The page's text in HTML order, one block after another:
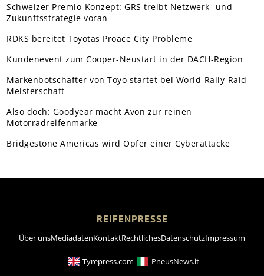
Schweizer Premio-Konzept: GRS treibt Netzwerk- und
Zukunftsstrategie voran
RDKS bereitet Toyotas Proace City Probleme
Kundenevent zum Cooper-Neustart in der DACH-Region
Markenbotschafter von Toyo startet bei World-Rally-Raid-
Meisterschaft
Also doch: Goodyear macht Avon zur reinen
Motorradreifenmarke
Bridgestone Americas wird Opfer einer Cyberattacke
REIFENPRESSE
Über unsMediadatenKontaktRechtlichesDatenschutzImpressum
Tyrepress.com PneusNews.it